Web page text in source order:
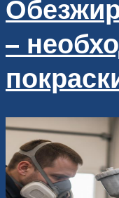
–